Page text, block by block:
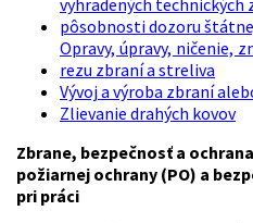
vyhradených
pôsobnosti dozoru
Opravy, úpravy, ničenie,
rezu zbraní a streliva
Vývoj a výroba zbraní
Zlievanie drahých kovov
Zbrane, bezpečnosť a
požiarnej ochrany (PO) a
pri práci